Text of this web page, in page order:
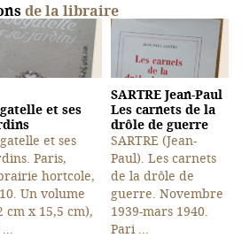
de la libraire
et ses
et ses
Paris,
hortcole,
Un volume
cm x 15,5 cm),
SARTRE Jean-Paul
Les carnets de la
drôle de guerre
SARTRE (Jean-
Paul). Les carnets
de la drôle de
guerre. Novembre
1939-mars 1940.
Pari ...